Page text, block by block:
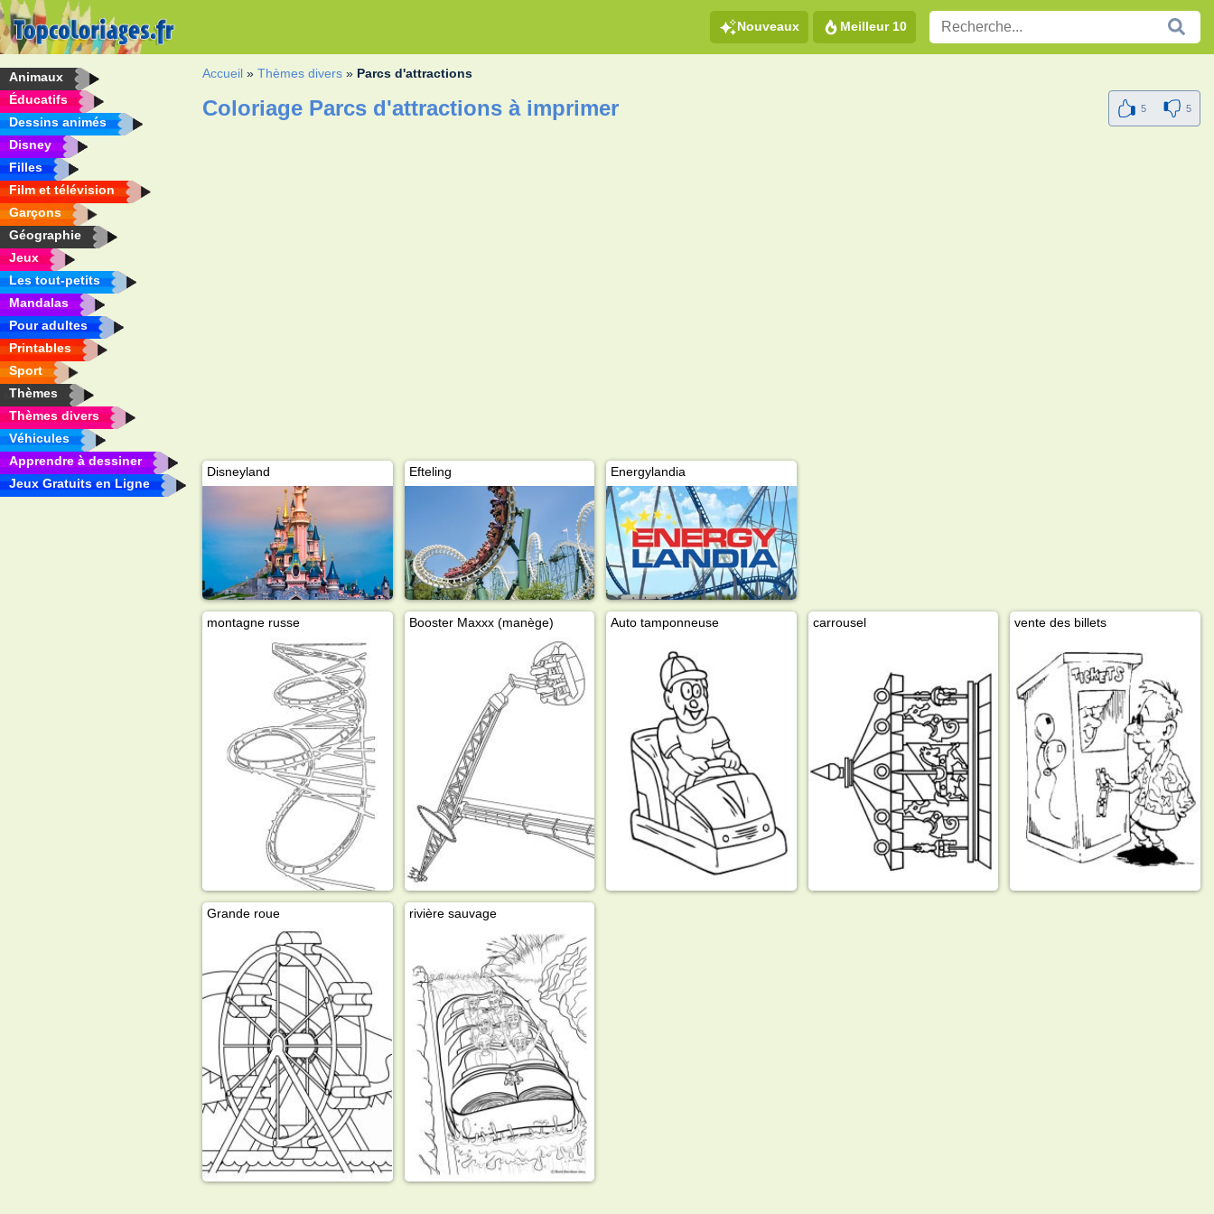
Nouveaux Meilleur 10
Animaux
Éducatifs
Dessins animés
Disney
Filles
Film et télévision
Garçons
Géographie
Jeux
Les tout-petits
Mandalas
Pour adultes
Printables
Sport
Thèmes
Thèmes divers
Véhicules
Apprendre à dessiner
Jeux Gratuits en Ligne
Accueil »Thèmes divers » Parcs d'attractions
Coloriage Parcs d'attractions à imprimer 5 5
Disneyland Efteling Energylandia
montagne russe Booster Maxxx (manège) Auto tamponneuse carrousel vente des billets
Grande roue rivière sauvage